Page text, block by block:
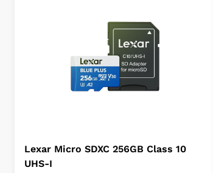
Lexar Micro SDXC 256GB Class 10
UHS-I